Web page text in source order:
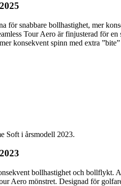
för snabbare bollhastighet, mer
Tour Aero är finjusterad för
konsekvent spinn med extra
bollhastighet och bollflykt.
Aero mönstret. Designad för